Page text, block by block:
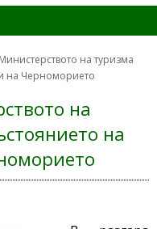
на туризма
на Черноморието
на
на